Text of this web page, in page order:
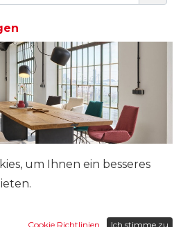
um Ihnen ein besseres
Cookie Richtlinien Ich stimme zu